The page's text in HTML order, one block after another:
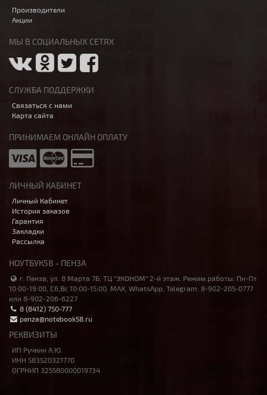
Производители
Акции
МЫ В СОЦИАЛЬНЫХ СЕТЯХ
СЛУЖБА ПОДДЕРЖКИ
Связаться с нами
Карта сайта
ПРИНИМАЕМ ОНЛАЙН ОПЛАТУ
ЛИЧНЫЙ КАБИНЕТ
Личный Кабинет
История заказов
Гарантия
Закладки
Рассылка
НОУТБУК58 - ПЕНЗА
г. Пенза, ул. 8 Марта 7Б, ТЦ "ЭКОНОМ" 2-й этаж. Режим работы: Пн-Пт
10:00-19:00, Сб,Вс 10:00-15:00. MAX, WhatsApp, Telegram: 8-902-205-0777
или 8-902-206-6227
8 (8412) 750-777
penza@notebook58.ru
РЕКВИЗИТЫ
ИП Ручкин А.Ю.
ИНН 583520321770
ОГРНИП 325580000019734